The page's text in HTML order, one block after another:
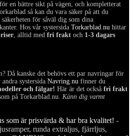
en bättre sikt på vägen, och kompletterat
så kan du vara säker på att du
för såväl dig som dina
Hos vår systersida Torkarblad.nu hittar
, alltid med fri frakt och 1-3 dagars
Då kanske det behövs ett par navringar för
systersida Navring.nu finner du
och fälgar! Här är det också fri frakt
på Torkarblad.nu. Känn dig varmt
som är prisvärda & har bra kvalitet! -
runda extraljus, fjärrljus,